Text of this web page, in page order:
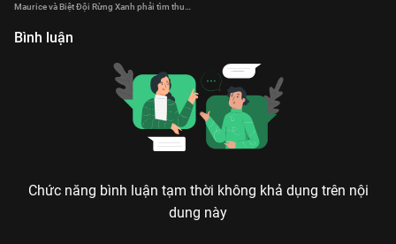
Maurice và Biệt Đội Rừng Xanh phải tìm thuốc
Bình luận
Chức năng bình luận tạm thời không khả dụng trên nội
dung này